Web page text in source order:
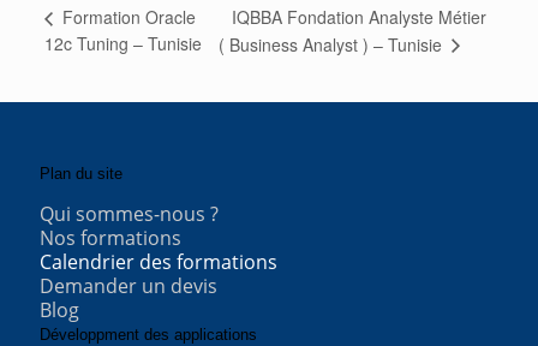
Formation Oracle
12c Tuning – Tunisie
IQBBA Fondation Analyste Métier
( Business Analyst ) – Tunisie
Plan du site
Qui sommes-nous ?
Nos formations
Calendrier des formations
Demander un devis
Blog
Développment des applications